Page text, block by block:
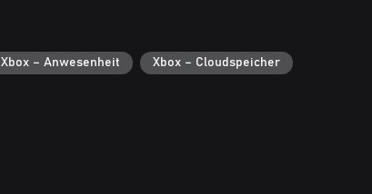
Xbox – Anwesenheit Xbox – Cloudspeicher